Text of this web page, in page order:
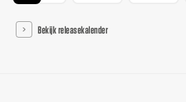
Bekijk releasekalender